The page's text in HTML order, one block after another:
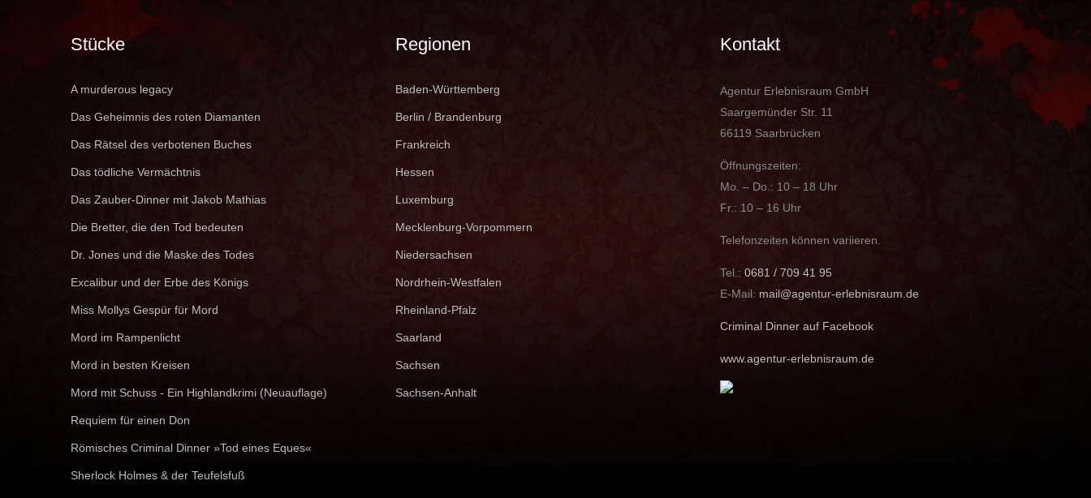
Stücke
A murderous legacy
Das Geheimnis des roten Diamanten
Das Rätsel des verbotenen Buches
Das tödliche Vermächtnis
Das Zauber-Dinner mit Jakob Mathias
Die Bretter, die den Tod bedeuten
Dr. Jones und die Maske des Todes
Excalibur und der Erbe des Königs
Miss Mollys Gespür für Mord
Mord im Rampenlicht
Mord in besten Kreisen
Mord mit Schuss - Ein Highlandkrimi (Neuauflage)
Requiem für einen Don
Römisches Criminal Dinner »Tod eines Eques«
Sherlock Holmes & der Teufelsfuß
Regionen
Baden-Württemberg
Berlin / Brandenburg
Frankreich
Hessen
Luxemburg
Mecklenburg-Vorpommern
Niedersachsen
Nordrhein-Westfalen
Rheinland-Pfalz
Saarland
Sachsen
Sachsen-Anhalt
Kontakt
Agentur Erlebnisraum GmbH
Saargemünder Str. 11
66119 Saarbrücken
Öffnungszeiten:
Mo. – Do.: 10 – 18 Uhr
Fr.: 10 – 16 Uhr
Telefonzeiten können variieren.
Tel.: 0681 / 709 41 95
E-Mail: mail@agentur-erlebnisraum.de
Criminal Dinner auf Facebook
www.agentur-erlebnisraum.de